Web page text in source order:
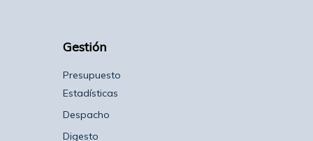
Gestión
Presupuesto
Estadísticas
Despacho
Digesto